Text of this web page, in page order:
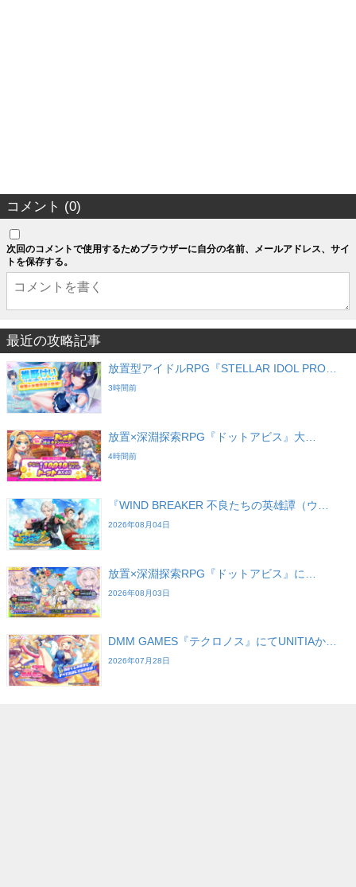
コメント (0)
次回のコメントで使用するためブラウザーに自分の名前、メールアドレス、サイ
トを保存する。
最近の攻略記事
放置型アイドルRPG『STELLAR IDOL PRO…
3時間前
放置×深淵探索RPG『ドットアビス』大…
4時間前
『WIND BREAKER 不良たちの英雄譚（ウ…
2026年08月04日
放置×深淵探索RPG『ドットアビス』に…
2026年08月03日
DMM GAMES『テクロノス』にてUNITIAか…
2026年07月28日